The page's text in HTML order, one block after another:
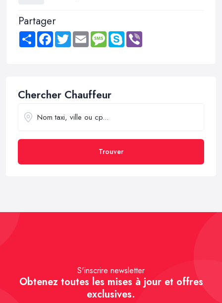
Partager
Share FacebookTwitter Email MessageSkype
Chercher Chauffeur
Trouver
S'inscrire newsletter
Obtenez toutes les mises à jour et offres
exclusives.